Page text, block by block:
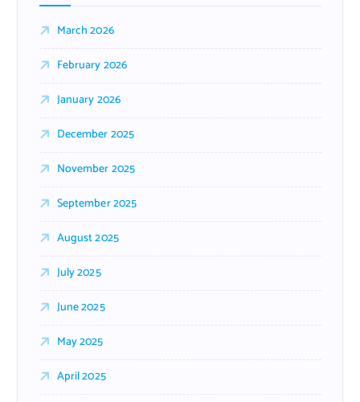
March 2026
February 2026
January 2026
December 2025
November 2025
September 2025
August 2025
July 2025
June 2025
May 2025
April 2025